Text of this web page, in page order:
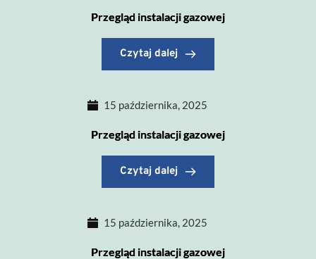
Przegląd instalacji gazowej
Czytaj dalej
15 października, 2025
Przegląd instalacji gazowej
Czytaj dalej
15 października, 2025
Przegląd instalacji gazowej